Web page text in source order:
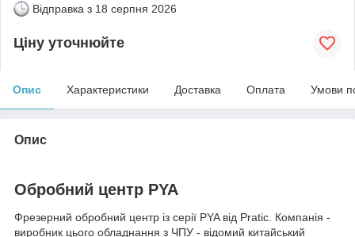
Відправка з 18 серпня 2026
Ціну уточнюйте
Опис Характеристики Доставка Оплата Умови
Опис
Обробний центр PYA
Фрезерний обробний центр із серії PYA від Pratic. Компанія -
виробник цього обладнання з ЧПУ - відомий китайський